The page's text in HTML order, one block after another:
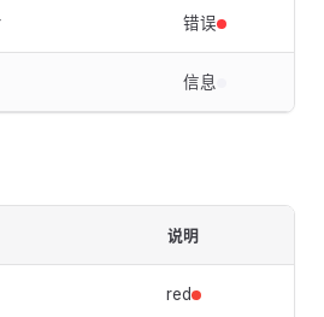
错误
信息
说明
red